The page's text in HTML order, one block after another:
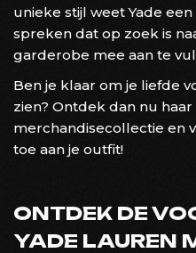
unieke stijl weet Yade
spreken dat op zoek is
garderobe mee aan te
Ben je klaar om je liefde
zien? Ontdek dan nu haar
merchandisecollectie en
toe aan je outfit!
ONTDEK DE
YADE LAUREN